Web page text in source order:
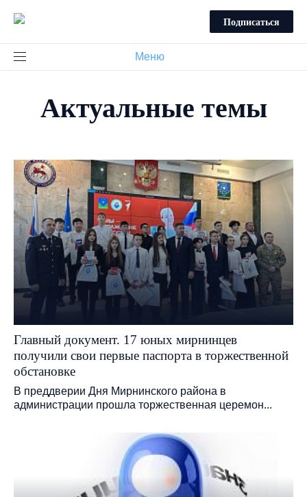
Подписаться
Меню
Актуальные темы
Главный документ. 17 юных мирнинцев
получили свои первые паспорта в торжественной
обстановке
В преддверии Дня Мирнинского района в
администрации прошла торжественная церемон...